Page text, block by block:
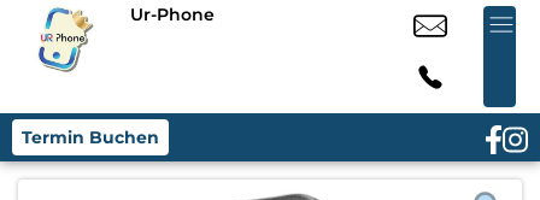
Ur-Phone
Termin Buchen